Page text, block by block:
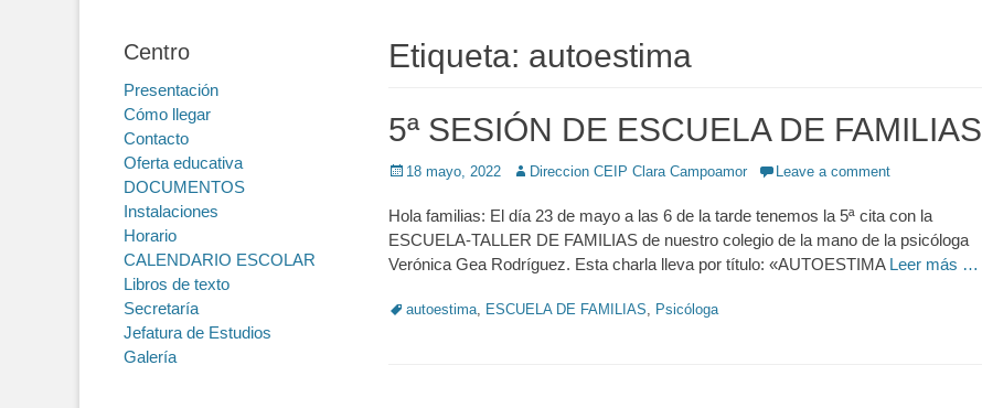
Etiqueta: autoestima
5ª SESIÓN DE ESCUELA DE FAMILIAS
Posted
18 mayo, 2022 Author
Direccion CEIP Clara Campoamor Leave a comment
Hola familias: El día 23 de mayo a las 6 de la tarde tenemos la 5ª cita con la
ESCUELA-TALLER DE FAMILIAS de nuestro colegio de la mano de la psicóloga
Verónica Gea Rodríguez. Esta charla lleva por título: «AUTOESTIMA Leer más …
Tagsautoestima, ESCUELA DE FAMILIAS, Psicóloga
Centro
Presentación
Cómo llegar
Contacto
Oferta educativa
DOCUMENTOS
Instalaciones
Horario
CALENDARIO ESCOLAR
Libros de texto
Secretaría
Jefatura de Estudios
Galería